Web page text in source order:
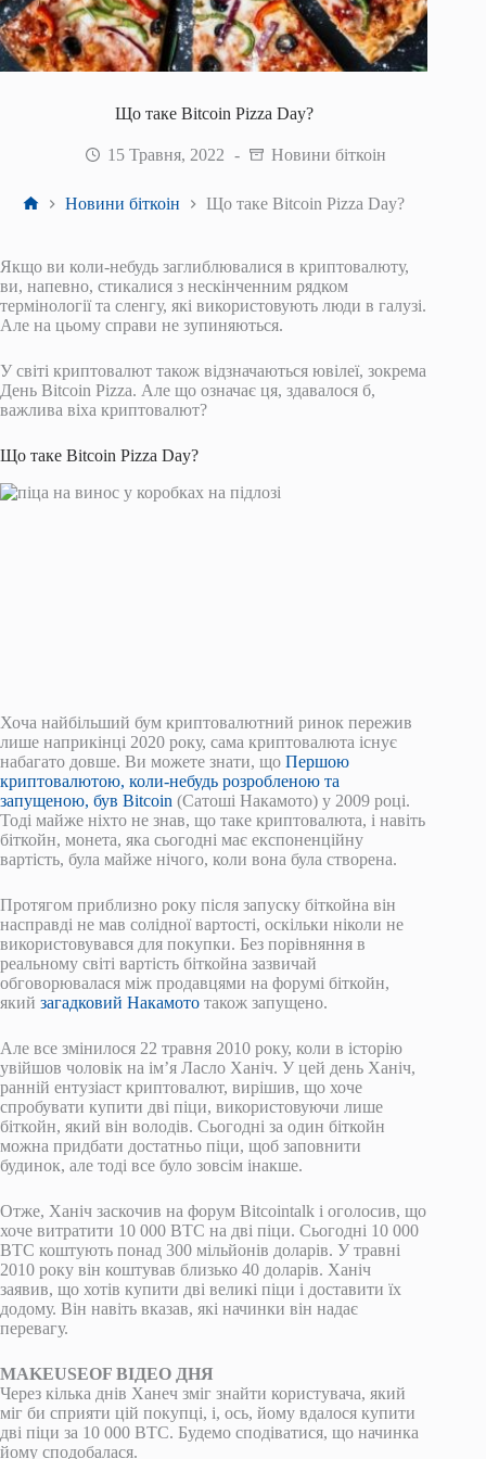
Що таке Bitcoin Pizza Day?
15 Травня, 2022 Новини біткоін
Головна
Новини біткоін Що таке Bitcoin Pizza Day?
Якщо ви коли-небудь заглиблювалися в криптовалюту,
ви, напевно, стикалися з нескінченним рядком
термінології та сленгу, які використовують люди в галузі.
Але на цьому справи не зупиняються.
У світі криптовалют також відзначаються ювілеї, зокрема
День Bitcoin Pizza. Але що означає ця, здавалося б,
важлива віха криптовалют?
Що таке Bitcoin Pizza Day?
Хоча найбільший бум криптовалютний ринок пережив
лише наприкінці 2020 року, сама криптовалюта існує
набагато довше. Ви можете знати, що Першою
криптовалютою, коли-небудь розробленою та
запущеною, був Bitcoin (Сатоші Накамото) у 2009 році.
Тоді майже ніхто не знав, що таке криптовалюта, і навіть
біткойн, монета, яка сьогодні має експоненційну
вартість, була майже нічого, коли вона була створена.
Протягом приблизно року після запуску біткойна він
насправді не мав солідної вартості, оскільки ніколи не
використовувався для покупки. Без порівняння в
реальному світі вартість біткойна зазвичай
обговорювалася між продавцями на форумі біткойн,
який загадковий Накамото також запущено.
Але все змінилося 22 травня 2010 року, коли в історію
увійшов чоловік на ім’я Ласло Ханіч. У цей день Ханіч,
ранній ентузіаст криптовалют, вирішив, що хоче
спробувати купити дві піци, використовуючи лише
біткойн, який він володів. Сьогодні за один біткойн
можна придбати достатньо піци, щоб заповнити
будинок, але тоді все було зовсім інакше.
Отже, Ханіч заскочив на форум Bitcointalk і оголосив, що
хоче витратити 10 000 BTC на дві піци. Сьогодні 10 000
BTC коштують понад 300 мільйонів доларів. У травні
2010 року він коштував близько 40 доларів. Ханіч
заявив, що хотів купити дві великі піци і доставити їх
додому. Він навіть вказав, які начинки він надає
перевагу.
MAKEUSEOF ВІДЕО ДНЯ
Через кілька днів Ханеч зміг знайти користувача, який
міг би сприяти цій покупці, і, ось, йому вдалося купити
дві піци за 10 000 BTC. Будемо сподіватися, що начинка
йому сподобалася.